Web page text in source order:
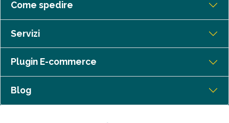
Come spedire
Servizi
Plugin E-commerce
Blog